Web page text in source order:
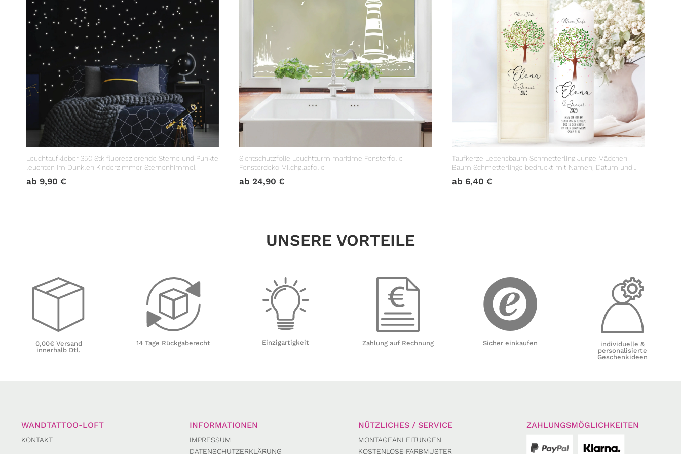
Leuchtaufkleber 350 Stk fluoreszierende Sterne und Punkte
leuchten im Dunklen Kinderzimmer Sternenhimmel
ab 9,90 €
Sichtschutzfolie Leuchtturm maritime Fensterfolie
Fensterdeko Milchglasfolie
ab 24,90 €
Taufkerze Lebensbaum Schmetterling Junge Mädchen
Baum Schmetterlinge bedruckt mit Namen, Datum und
Taufspruch
ab 6,40 €
UNSERE VORTEILE
0,00€ Versand
innerhalb Dtl.
14 Tage Rückgaberecht Einzigartigkeit Zahlung auf Rechnung Sicher einkaufen
individuelle &
personalisierte
Geschenkideen
WANDTATTOO-LOFT
KONTAKT
INFORMATIONEN
IMPRESSUM
DATENSCHUTZERKLÄRUNG
NÜTZLICHES / SERVICE
MONTAGEANLEITUNGEN
KOSTENLOSE FARBMUSTER
ZAHLUNGSMÖGLICHKEITEN